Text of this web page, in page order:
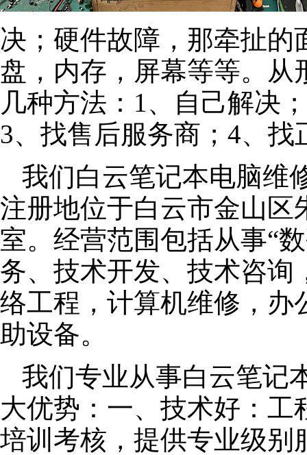
决；硬件故障，那牵扯的
盘，内存，屏幕等等。从
几种方法：1、自己解决
3、找售后服务商；4、找
我们白云笔记本电脑维
注册地位于白云市金山区
室。经营范围包括从事“
务、技术开发、技术咨询
络工程，计算机维修，办
助设备。
我们专业从事白云笔记
大优势：一、技术好：
培训考核，提供专业级别